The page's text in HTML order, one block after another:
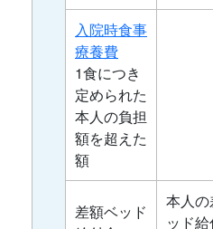
入院時食事
療養費
1食につき
定められた
本人の負担
額を超えた
額
差額ベッド
本人
ッド